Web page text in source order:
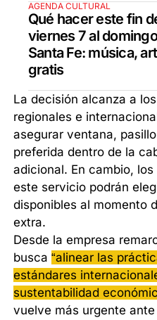
AGENDA CULTURAL
Qué hacer este fin
viernes 7 al
Santa Fe: música,
gratis
La decisión alcanza a
regionales e
asegurar ventana,
preferida dentro de la
adicional. En cambio,
este servicio podrán
disponibles al momento
extra.
Desde la empresa
busca“alinear las
estándares
sustentabilidad
vuelve más urgente